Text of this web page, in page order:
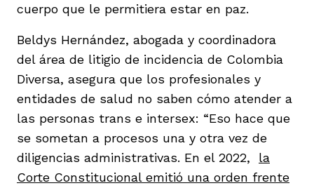
cuerpo que le permitiera estar en paz.
Beldys Hernández, abogada y coordinadora
del área de litigio de incidencia de Colombia
Diversa, asegura que los profesionales y
entidades de salud no saben cómo atender a
las personas trans e intersex: “Eso hace que
se sometan a procesos una y otra vez de
diligencias administrativas. En el 2022, la
Corte Constitucional emitió una orden frente